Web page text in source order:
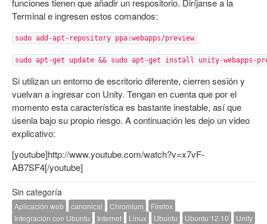
funciones tienen que añadir un respositorio. Diríjanse a la
Terminal e ingresen estos comandos:
sudo add-apt-repository ppa:webapps/preview
sudo apt-get update && sudo apt-get install unity-webapps-
Si utilizan un entorno de escritorio diferente, cierren sesión y
vuelvan a ingresar con Unity. Tengan en cuenta que por el
momento esta característica es bastante inestable, así que
úsenla bajo su propio riesgo. A continuación les dejo un video
explicativo:
[youtube]http://www.youtube.com/watch?v=x7vF-
AB7SF4[/youtube]
Sin categoría
Aplicación web canonical Chromium
Firefox
Integración con Ubuntu
Internet Linux Ubuntu Ubuntu 12.10
Unity